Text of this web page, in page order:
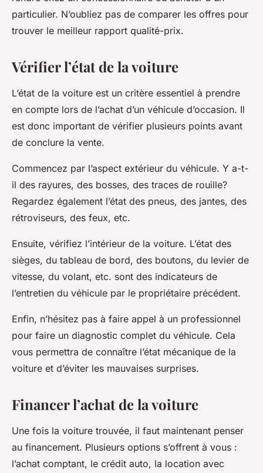
particulier. N’oubliez pas de comparer les offres pour
trouver le meilleur rapport qualité-prix.
Vérifier l’état de la voiture
L’état de la voiture est un critère essentiel à prendre
en compte lors de l’achat d’un véhicule d’occasion. Il
est donc important de vérifier plusieurs points avant
de conclure la vente.
Commencez par l’aspect extérieur du véhicule. Y a-t-
il des rayures, des bosses, des traces de rouille?
Regardez également l’état des pneus, des jantes, des
rétroviseurs, des feux, etc.
Ensuite, vérifiez l’intérieur de la voiture. L’état des
sièges, du tableau de bord, des boutons, du levier de
vitesse, du volant, etc. sont des indicateurs de
l’entretien du véhicule par le propriétaire précédent.
Enfin, n’hésitez pas à faire appel à un professionnel
pour faire un diagnostic complet du véhicule. Cela
vous permettra de connaître l’état mécanique de la
voiture et d’éviter les mauvaises surprises.
Financer l’achat de la voiture
Une fois la voiture trouvée, il faut maintenant penser
au financement. Plusieurs options s’offrent à vous :
l’achat comptant, le crédit auto, la location avec